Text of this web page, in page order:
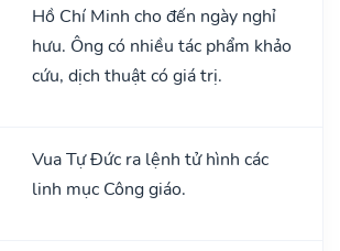
Hồ Chí Minh cho đến ngày nghỉ
hưu. Ông có nhiều tác phẩm khảo
cứu, dịch thuật có giá trị.
Vua Tự Đức ra lệnh tử hình các
linh mục Công giáo.